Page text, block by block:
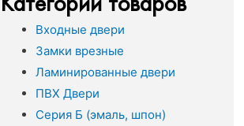
Входные двери
Замки врезные
Ламинированные двери
ПВХ Двери
Серия Б (эмаль, шпон)